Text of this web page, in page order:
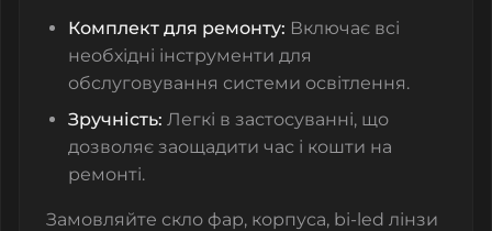
Комплект для ремонту: Включає всі
необхідні інструменти для
обслуговування системи освітлення.
Зручність: Легкі в застосуванні, що
дозволяє заощадити час і кошти на
ремонті.
Замовляйте скло фар, корпуса, bi-led лінзи